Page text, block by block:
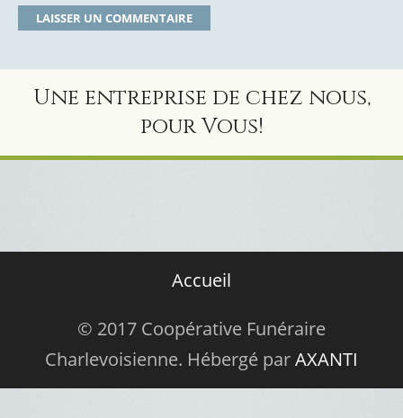
Une entreprise de chez nous,
pour Vous!
Accueil
© 2017 Coopérative Funéraire
Charlevoisienne. Hébergé parAXANTI